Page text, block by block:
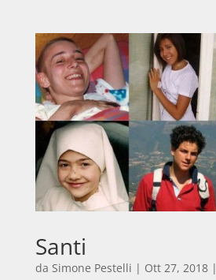
Santi
da Simone Pestelli | Ott 27, 2018|